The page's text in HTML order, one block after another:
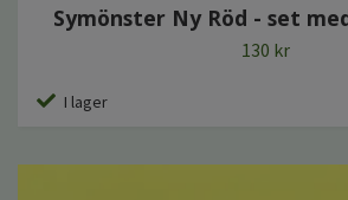
Symönster Ny Röd - set
130 kr
I lager